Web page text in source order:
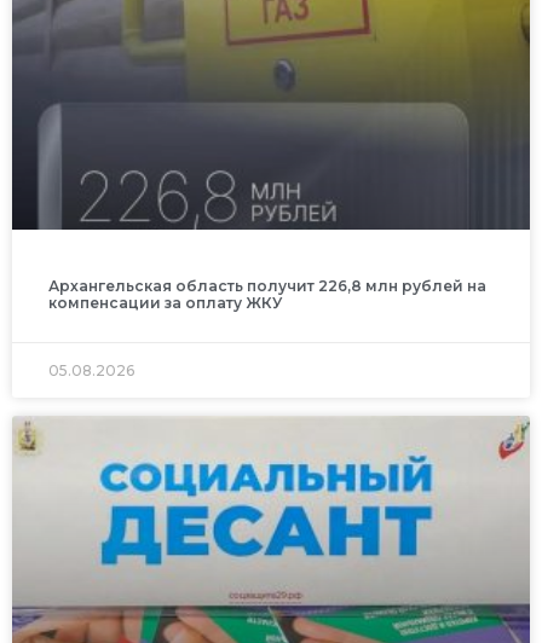
Архангельская область получит 226,8 млн рублей на
компенсации за оплату ЖКУ
05.08.2026